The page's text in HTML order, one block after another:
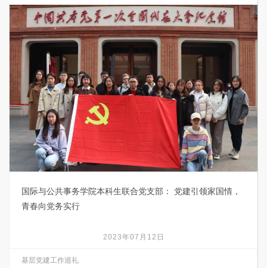
国际与公共事务学院本科生联合党支部： 党建引领家国情，
青春向党务实行
2023年07月12日
基层党建工作巡礼